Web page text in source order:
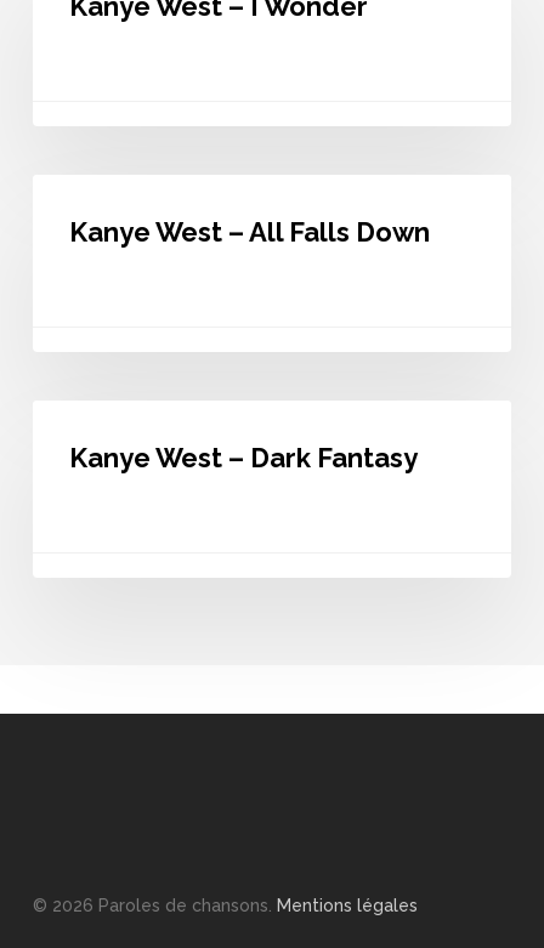
Kanye West – All Falls Down
Kanye West – Dark Fantasy
© 2026 Paroles de chansons. Mentions légales